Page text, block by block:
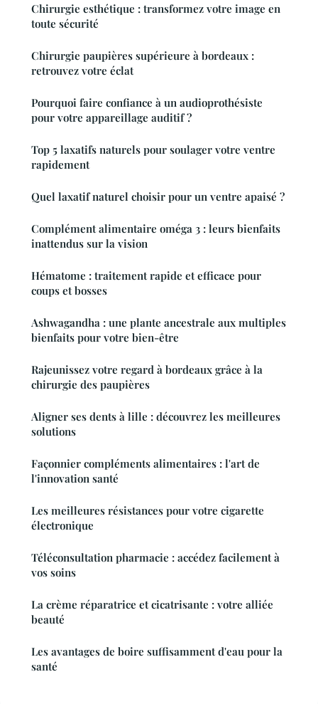
Chirurgie esthétique : transformez votre image en
toute sécurité
Chirurgie paupières supérieure à bordeaux :
retrouvez votre éclat
Pourquoi faire confiance à un audioprothésiste
pour votre appareillage auditif ?
Top 5 laxatifs naturels pour soulager votre ventre
rapidement
Quel laxatif naturel choisir pour un ventre apaisé ?
Complément alimentaire oméga 3 : leurs bienfaits
inattendus sur la vision
Hématome : traitement rapide et efficace pour
coups et bosses
Ashwagandha : une plante ancestrale aux multiples
bienfaits pour votre bien-être
Rajeunissez votre regard à bordeaux grâce à la
chirurgie des paupières
Aligner ses dents à lille : découvrez les meilleures
solutions
Façonnier compléments alimentaires : l'art de
l'innovation santé
Les meilleures résistances pour votre cigarette
électronique
Téléconsultation pharmacie : accédez facilement à
vos soins
La crème réparatrice et cicatrisante : votre alliée
beauté
Les avantages de boire suffisamment d'eau pour la
santé